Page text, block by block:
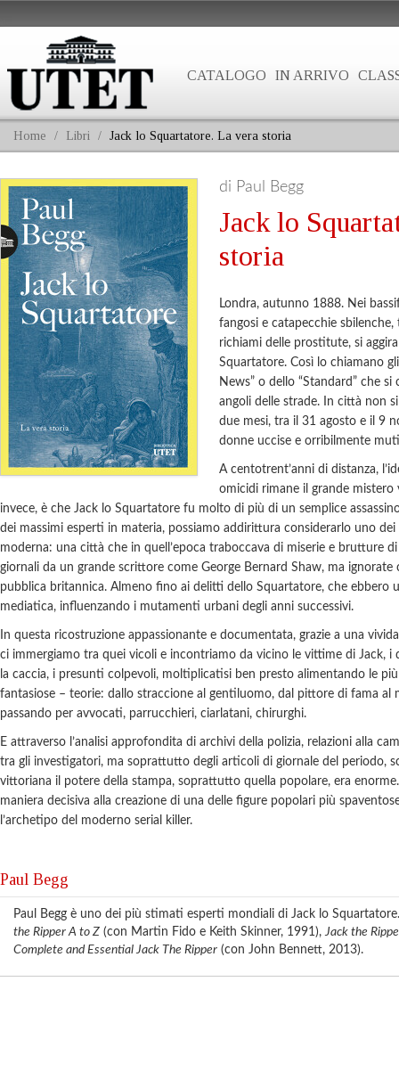
CATALOGO IN ARRIVO
Home / Libri / Jack lo Squartatore. La vera storia
di Paul Begg
Jack lo
storia
Londra, autunno 1888. Nei
fangosi e catapecchie
richiami delle prostitute, si
Squartatore. Così lo chiamano
News” o dello “Standard” che
angoli delle strade. In città non
due mesi, tra il 31 agosto e il 9
donne uccise e orribilmente
A centotrent’anni di distanza,
omicidi rimane il grande
invece, è che Jack lo Squartatore fu molto di più di un semplice
dei massimi esperti in materia, possiamo addirittura considerarlo uno
moderna: una città che in quell’epoca traboccava di miserie e brutture
giornali da un grande scrittore come George Bernard Shaw, ma ignorate
pubblica britannica. Almeno fino ai delitti dello Squartatore, che ebbero
mediatica, influenzando i mutamenti urbani degli anni successivi.
In questa ricostruzione appassionante e documentata, grazie a una
ci immergiamo tra quei vicoli e incontriamo da vicino le vittime di Jack, i
la caccia, i presunti colpevoli, moltiplicatisi ben presto alimentando le
fantasiose – teorie: dallo straccione al gentiluomo, dal pittore di fama al
passando per avvocati, parrucchieri, ciarlatani, chirurghi.
E attraverso l’analisi approfondita di archivi della polizia, relazioni alla
tra gli investigatori, ma soprattutto degli articoli di giornale del periodo,
vittoriana il potere della stampa, soprattutto quella popolare, era
maniera decisiva alla creazione di una delle figure popolari più
l’archetipo del moderno serial killer.
Paul Begg
Paul Begg è uno dei più stimati esperti mondiali di Jack lo
the Ripper A to Z (con Martin Fido e Keith Skinner, 1991),Jack the
Complete and Essential Jack The Ripper (con John Bennett, 2013).